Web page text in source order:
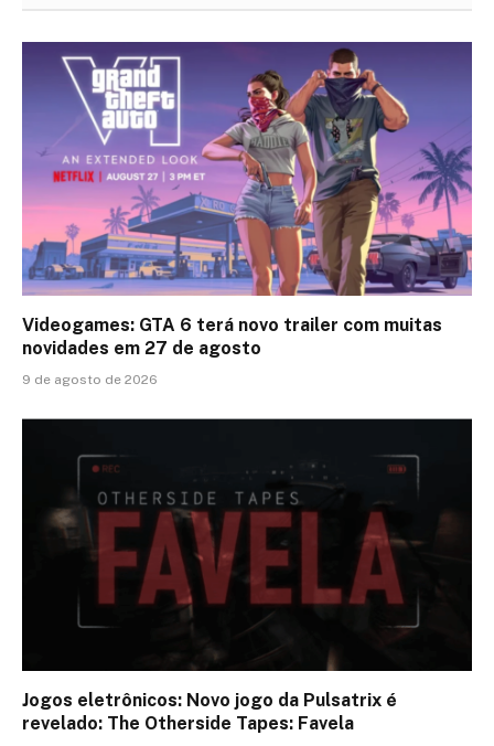
Videogames: GTA 6 terá novo trailer com muitas
novidades em 27 de agosto
9 de agosto de 2026
Jogos eletrônicos: Novo jogo da Pulsatrix é
revelado: The Otherside Tapes: Favela